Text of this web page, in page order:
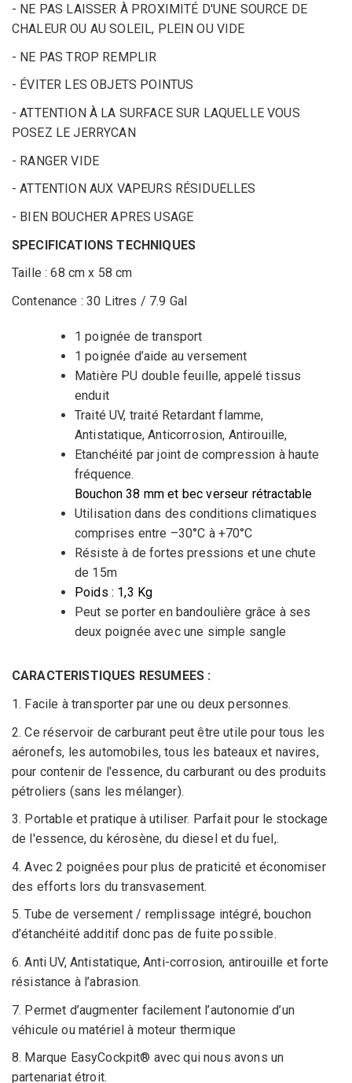
- NE PAS LAISSER À PROXIMITÉ D'UNE SOURCE DE
CHALEUR OU AU SOLEIL, PLEIN OU VIDE
- NE PAS TROP REMPLIR
- ÉVITER LES OBJETS POINTUS
- ATTENTION À LA SURFACE SUR LAQUELLE VOUS
POSEZ LE JERRYCAN
- RANGER VIDE
- ATTENTION AUX VAPEURS RÉSIDUELLES
- BIEN BOUCHER APRES USAGE
SPECIFICATIONS TECHNIQUES
Taille : 68 cm x 58 cm
Contenance : 30 Litres / 7.9 Gal
1 poignée de transport
1 poignée d’aide au versement
Matière PU double feuille, appelé tissus
enduit
Traité UV, traité Retardant flamme,
Antistatique, Anticorrosion, Antirouille,
Etanchéité par joint de compression à haute
fréquence.
Bouchon 38 mm et bec verseur rétractable
Utilisation dans des conditions climatiques
comprises entre –30°C à +70°C
Résiste à de fortes pressions et une chute
de 15m
Poids : 1,3 Kg
Peut se porter en bandoulière grâce à ses
deux poignée avec une simple sangle
CARACTERISTIQUES RESUMEES :
1. Facile à transporter par une ou deux personnes.
2. Ce réservoir de carburant peut être utile pour tous les
aéronefs, les automobiles, tous les bateaux et navires,
pour contenir de l'essence, du carburant ou des produits
pétroliers (sans les mélanger).
3. Portable et pratique à utiliser. Parfait pour le stockage
de l'essence, du kérosène, du diesel et du fuel,.
4. Avec 2 poignées pour plus de praticité et économiser
des efforts lors du transvasement.
5. Tube de versement / remplissage intégré, bouchon
d’étanchéité additif donc pas de fuite possible.
6. Anti UV, Antistatique, Anti-corrosion, antirouille et forte
résistance à l’abrasion.
7. Permet d’augmenter facilement l’autonomie d’un
véhicule ou matériel à moteur thermique
8. Marque EasyCockpit® avec qui nous avons un
partenariat étroit.